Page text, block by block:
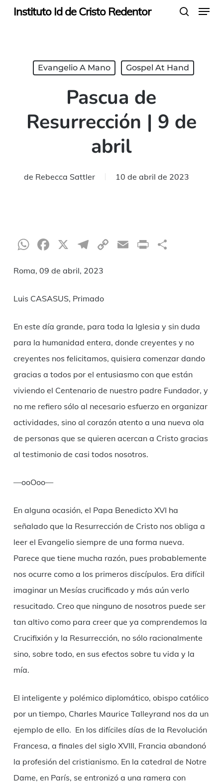
SkipInstituto Id de Cristo Redentor Menu
Evangelio A Mano Gospel At Hand
Pascua de
Resurrección | 9 de
abril
de Rebecca Sattler 10 de abril de 2023
WhatsApp
Facebook
X Telegram
CopyEmailPrint
Roma, 09 de abril, 2023
Luis CASASUS, Primado
En este día grande, para toda la Iglesia y sin duda
para la humanidad entera, donde creyentes y no
creyentes nos felicitamos, quisiera comenzar dando
gracias a todos por el entusiasmo con que están
viviendo el Centenario de nuestro padre Fundador, y
no me refiero sólo al necesario esfuerzo en organizar
actividades, sino al corazón atento a una nueva ola
de personas que se quieren acercan a Cristo gracias
al testimonio de casi todos nosotros.
—ooOoo—
En alguna ocasión, el Papa Benedicto XVI ha
señalado que la Resurrección de Cristo nos obliga a
leer el Evangelio siempre de una forma nueva.
Parece que tiene mucha razón, pues probablemente
nos ocurre como a los primeros discípulos. Era difícil
imaginar un Mesías crucificado y más aún verlo
resucitado. Creo que ninguno de nosotros puede ser
tan altivo como para creer que ya comprendemos la
Crucifixión y la Resurrección, no sólo racionalmente
sino, sobre todo, en sus efectos sobre tu vida y la
mía.
El inteligente y polémico diplomático, obispo católico
por un tiempo, Charles Maurice Talleyrand nos da un
ejemplo de ello. En los difíciles días de la Revolución
Francesa, a finales del siglo XVIII, Francia abandonó
la profesión del cristianismo. En la catedral de Notre
Dame, en París, se entronizó a una ramera con